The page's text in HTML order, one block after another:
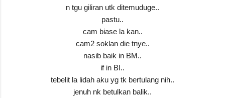
n tgu giliran utk ditemuduge..
pastu..
cam biase la kan..
cam2 soklan die tnye..
nasib baik in BM..
if in BI..
tebelit la lidah aku yg tk bertulang nih..
jenuh nk betulkan balik..